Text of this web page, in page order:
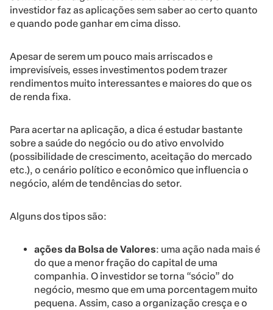
investidor faz as aplicações sem saber ao certo quanto
e quando pode ganhar em cima disso.
Apesar de serem um pouco mais arriscados e
imprevisíveis, esses investimentos podem trazer
rendimentos muito interessantes e maiores do que os
de renda fixa.
Para acertar na aplicação, a dica é estudar bastante
sobre a saúde do negócio ou do ativo envolvido
(possibilidade de crescimento, aceitação do mercado
etc.), o cenário político e econômico que influencia o
negócio, além de tendências do setor.
Alguns dos tipos são:
ações da Bolsa de Valores: uma ação nada mais é
do que a menor fração do capital de uma
companhia. O investidor se torna “sócio” do
negócio, mesmo que em uma porcentagem muito
pequena. Assim, caso a organização cresça e o